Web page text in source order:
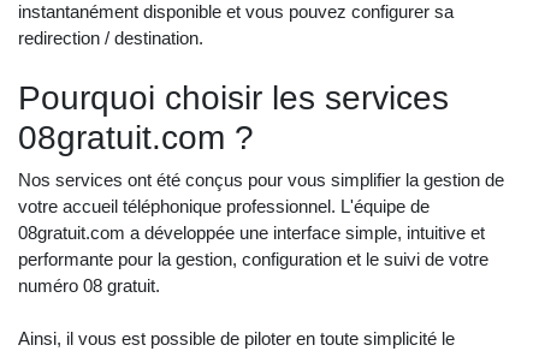
instantanément disponible et vous pouvez configurer sa
redirection / destination.
Pourquoi choisir les services
08gratuit.com ?
Nos services ont été conçus pour vous simplifier la gestion de
votre accueil téléphonique professionnel. L'équipe de
08gratuit.com a développée une interface simple, intuitive et
performante pour la gestion, configuration et le suivi de votre
numéro 08 gratuit.
Ainsi, il vous est possible de piloter en toute simplicité le